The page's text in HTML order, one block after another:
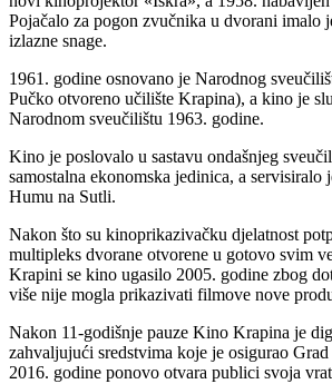
Pojačalo za pogon zvučnika u dvorani imalo
izlazne snage.
1961. godine osnovano je Narodnog
Pučko otvoreno učilište Krapina), a kino je
Narodnom sveučilištu 1963. godine.
Kino je poslovalo u sastavu ondašnjeg
samostalna ekonomska jedinica, a servisiralo
Humu na Sutli.
Nakon što su kinoprikazivačku djelatnost
multipleks dvorane otvorene u gotovo svim
Krapini se kino ugasilo 2005. godine zbog
više nije mogla prikazivati filmove nove
Nakon 11-godišnje pauze Kino Krapina je
zahvaljujući sredstvima koje je osigurao
2016. godine ponovo otvara publici svoja